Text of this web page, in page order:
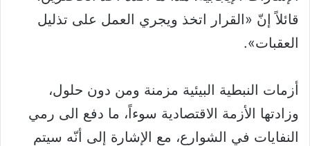
قائلاً إنّ «القرار اتخذ ويجري العمل على تذليل
العقبات».
أزمات النبطية البيئية مزمنة ومن دون حلول،
وزادتها الأزمة الاقتصادية سوءاً، ما دفع الى رمي
النفايات في الشوارع، مع الإشارة إلى أنّه سيتم